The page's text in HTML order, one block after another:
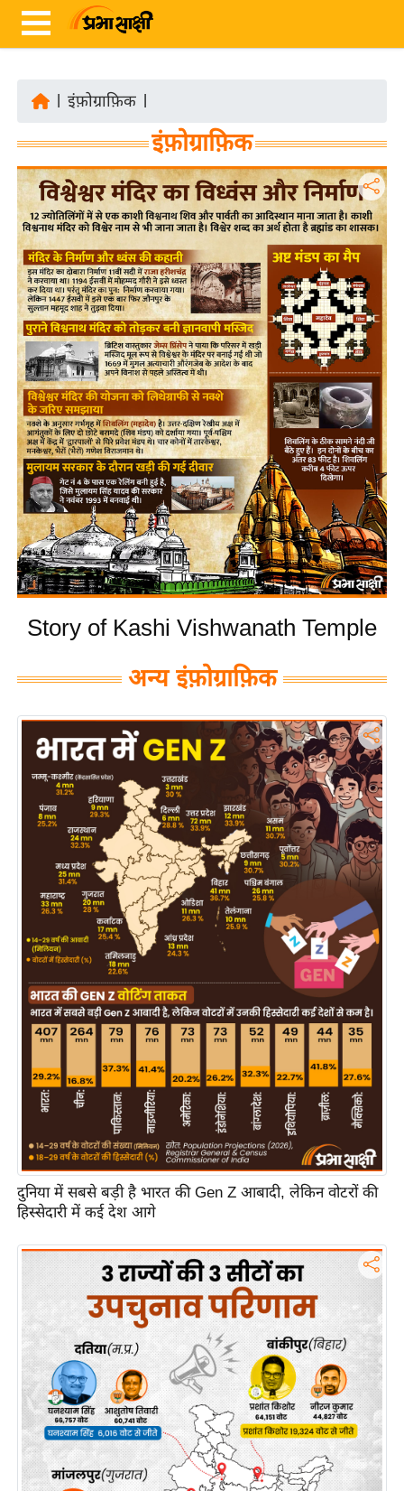
ज़ा
ख
ब
रा
ष्ट्री
य
अं
त
र्रा
ष्ट्री
य
बि
ज़
ने
स
उ
द्यो
ग
ज
शे
ल
क्रि
के
2
6
क्रा
ई
-
पे
प
र
मि
सा
ल
इंफ़ोग्राफ़िक
इंफ़ोग्राफ़िक
Story of Kashi Vishwanath Temple
अन्य इंफ़ोग्राफ़िक
दुनिया में सबसे बड़ी है भारत की Gen Z आबादी, लेकिन वोटरों की
हिस्सेदारी में कई देश आगे